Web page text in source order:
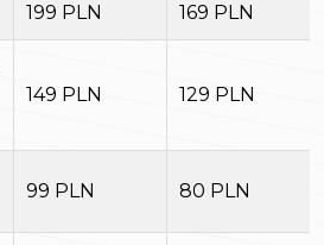
199 PLN 169 PLN
149 PLN 129 PLN
99 PLN 80 PLN